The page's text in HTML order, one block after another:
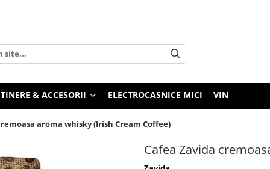
& ACCESORII ELECTROCASNICE MICI VIN
aroma whisky (Irish Cream Coffee)
Cafea Zavida